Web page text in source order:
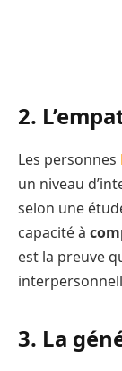
2.
Les personnes
un niveau
selon une
capacité à
est la preuve
3. La